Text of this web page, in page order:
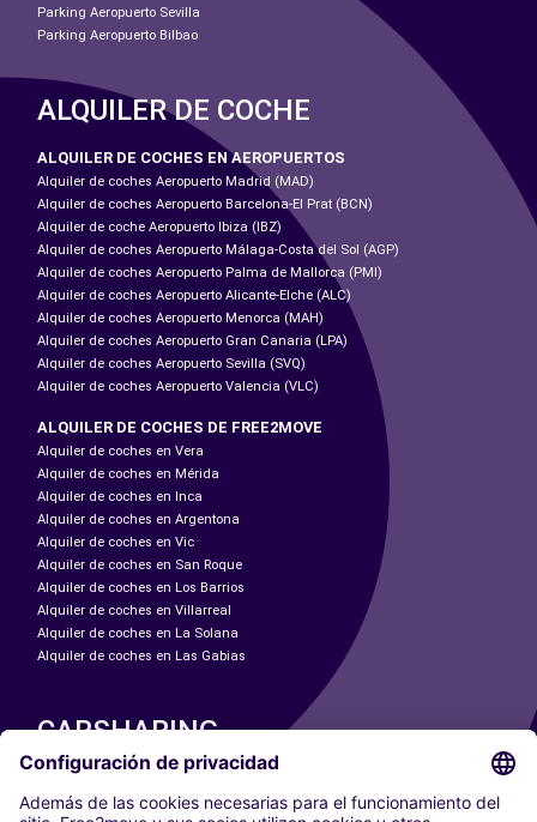
Parking Aeropuerto Sevilla
Parking Aeropuerto Bilbao
ALQUILER DE COCHE
ALQUILER DE COCHES EN AEROPUERTOS
Alquiler de coches Aeropuerto Madrid (MAD)
Alquiler de coches Aeropuerto Barcelona-El Prat (BCN)
Alquiler de coche Aeropuerto Ibiza (IBZ)
Alquiler de coches Aeropuerto Málaga-Costa del Sol (AGP)
Alquiler de coches Aeropuerto Palma de Mallorca (PMI)
Alquiler de coches Aeropuerto Alicante-Elche (ALC)
Alquiler de coches Aeropuerto Menorca (MAH)
Alquiler de coches Aeropuerto Gran Canaria (LPA)
Alquiler de coches Aeropuerto Sevilla (SVQ)
Alquiler de coches Aeropuerto Valencia (VLC)
ALQUILER DE COCHES DE FREE2MOVE
Alquiler de coches en Vera
Alquiler de coches en Mérida
Alquiler de coches en Inca
Alquiler de coches en Argentona
Alquiler de coches en Vic
Alquiler de coches en San Roque
Alquiler de coches en Los Barrios
Alquiler de coches en Villarreal
Alquiler de coches en La Solana
Alquiler de coches en Las Gabias
CARSHARING
NUESTRAS CIUDADES
Paris